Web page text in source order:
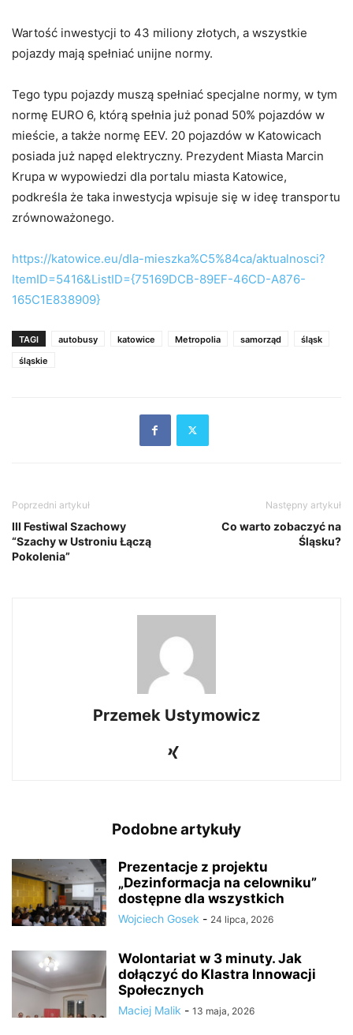
Wartość inwestycji to 43 miliony złotych, a wszystkie
pojazdy mają spełniać unijne normy.
Tego typu pojazdy muszą spełniać specjalne normy, w tym
normę EURO 6, którą spełnia już ponad 50% pojazdów w
mieście, a także normę EEV. 20 pojazdów w Katowicach
posiada już napęd elektryczny. Prezydent Miasta Marcin
Krupa w wypowiedzi dla portalu miasta Katowice,
podkreśla że taka inwestycja wpisuje się w ideę transportu
zrównoważonego.
https://katowice.eu/dla-mieszka%C5%84ca/aktualnosci?
ItemID=5416&ListID={75169DCB-89EF-46CD-A876-
165C1E838909}
TAGI autobusy katowice Metropolia samorząd
śląsk
śląskie
Poprzedni artykuł
III Festiwal Szachowy
“Szachy w Ustroniu Łączą
Pokolenia”
Następny artykuł
Co warto zobaczyć na
Śląsku?
Przemek Ustymowicz
Podobne artykuły
Prezentacje z projektu
„Dezinformacja na celowniku”
dostępne dla wszystkich
Wojciech Gosek - 24 lipca, 2026
Wolontariat w 3 minuty. Jak
dołączyć do Klastra Innowacji
Społecznych
Maciej Malik - 13 maja, 2026